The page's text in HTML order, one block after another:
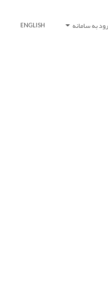
به سامانه ENGLISH